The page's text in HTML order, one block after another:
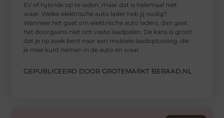
EV of hybride op te laden, maar dat is helemaal niet
waar. Welke elektrische auto lader heb jij nodig?
Wanneer het gaat om elektrische auto laders, dan gaat
het doorgaans niet om vaste laadpalen. De kans is groot
dat je op zoek bent naar een mobiele laadoplossing, die
je mee kunt nemen in de auto en waar
GEPUBLICEERD DOOR GROTEMARKT BERAAD.NL